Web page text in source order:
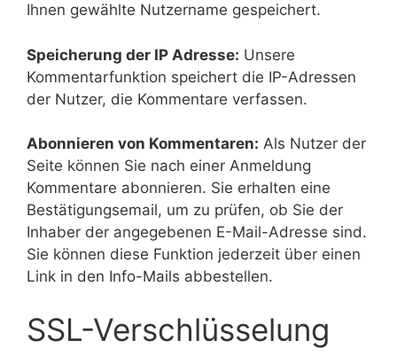
Ihnen gewählte Nutzername gespeichert.
Speicherung der IP Adresse: Unsere
Kommentarfunktion speichert die IP-Adressen
der Nutzer, die Kommentare verfassen.
Abonnieren von Kommentaren: Als Nutzer der
Seite können Sie nach einer Anmeldung
Kommentare abonnieren. Sie erhalten eine
Bestätigungsemail, um zu prüfen, ob Sie der
Inhaber der angegebenen E-Mail-Adresse sind.
Sie können diese Funktion jederzeit über einen
Link in den Info-Mails abbestellen.
SSL-Verschlüsselung